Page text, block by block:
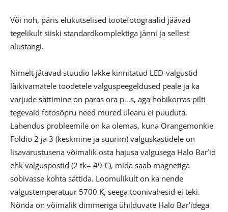
Või noh, päris elukutselised tootefotograafid jäävad
tegelikult siiski standardkomplektiga jänni ja sellest
alustangi.
Nimelt jätavad stuudio lakke kinnitatud LED-valgustid
läikivamatele toodetele valguspeegeldused peale ja ka
varjude sättimine on paras ora p…s, aga hobikorras pilti
tegevaid fotosõpru need mured ülearu ei puuduta.
Lahendus probleemile on ka olemas, kuna Orangemonkie
Foldio 2 ja 3 (keskmine ja suurim) valguskastidele on
lisavarustusena võimalik osta hajusa valgusega Halo Bar’id
ehk valguspostid (2 tk= 49 €), mida saab magnetiga
sobivasse kohta sättida. Loomulikult on ka nende
valgustemperatuur 5700 K, seega toonivahesid ei teki.
Nõnda on võimalik dimmeriga ühilduvate Halo Bar’idega